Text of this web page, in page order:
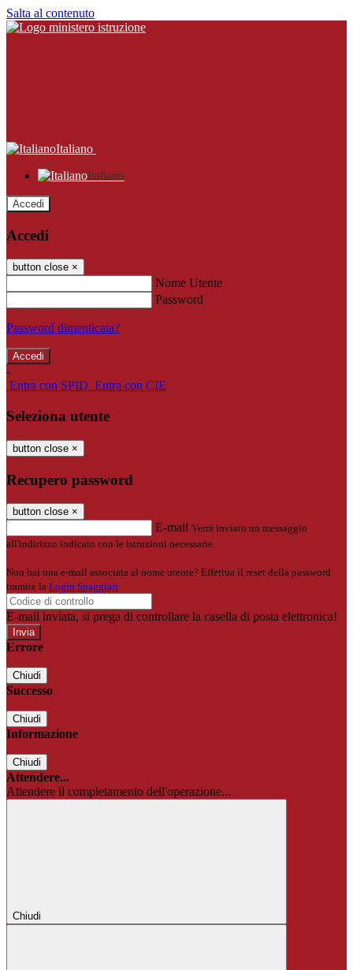
Salta al contenuto
Italiano
Italiano
Accedi
Accedi
button close ×
Nome Utente
Password
Password dimenticata?
-
Entra con SPID Entra con CIE
Seleziona utente
button close ×
Recupero password
button close ×
E-mail Verrà inviato un messaggio
all'indirizzo indicato con le istruzioni necessarie.
Non hai una e-mail associata al nome utente? Effettua il reset della password
tramite la Login Spaggiari
E-mail inviata, si prega di controllare la casella di posta elettronica!
Errore
Chiudi
Successo
Chiudi
Informazione
Chiudi
Attendere...
Attendere il completamento dell'operazione...
Chiudi